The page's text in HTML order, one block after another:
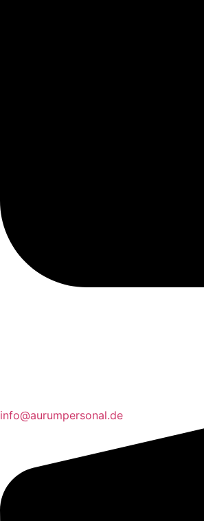
info@aurumpersonal.de